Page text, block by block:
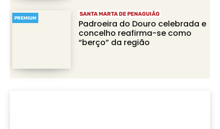
PREMIUM
SANTA MARTA DE PENAGUIÃO
Padroeira do Douro celebrada e
concelho reafirma-se como
“berço” da região